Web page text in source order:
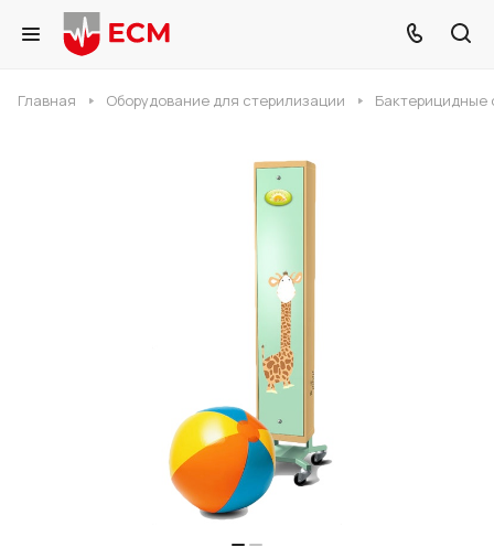
Главная Оборудование для стерилизации Бактерицидные